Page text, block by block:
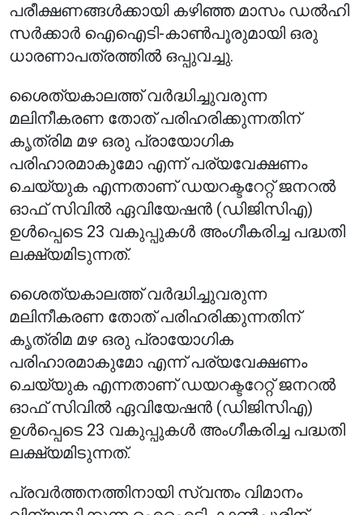
പരീക്ഷണങ്ങൾക്കായി കഴിഞ്ഞ മാസം ഡൽഹി
സർക്കാർ ഐഐടി-കാൺപൂരുമായി ഒരു
ധാരണാപത്രത്തിൽ ഒപ്പുവച്ചു.
ശൈത്യകാലത്ത് വർദ്ധിച്ചുവരുന്ന
മലിനീകരണ തോത് പരിഹരിക്കുന്നതിന്
കൃത്രിമ മഴ ഒരു പ്രായോഗിക
പരിഹാരമാകുമോ എന്ന് പര്യവേക്ഷണം
ചെയ്യുക എന്നതാണ് ഡയറക്ടറേറ്റ് ജനറൽ
ഓഫ് സിവിൽ ഏവിയേഷൻ (ഡിജിസിഎ)
ഉൾപ്പെടെ 23 വകുപ്പുകൾ അംഗീകരിച്ച പദ്ധതി
ലക്ഷ്യമിടുന്നത്.
ശൈത്യകാലത്ത് വർദ്ധിച്ചുവരുന്ന
മലിനീകരണ തോത് പരിഹരിക്കുന്നതിന്
കൃത്രിമ മഴ ഒരു പ്രായോഗിക
പരിഹാരമാകുമോ എന്ന് പര്യവേക്ഷണം
ചെയ്യുക എന്നതാണ് ഡയറക്ടറേറ്റ് ജനറൽ
ഓഫ് സിവിൽ ഏവിയേഷൻ (ഡിജിസിഎ)
ഉൾപ്പെടെ 23 വകുപ്പുകൾ അംഗീകരിച്ച പദ്ധതി
ലക്ഷ്യമിടുന്നത്.
പ്രവർത്തനത്തിനായി സ്വന്തം വിമാനം